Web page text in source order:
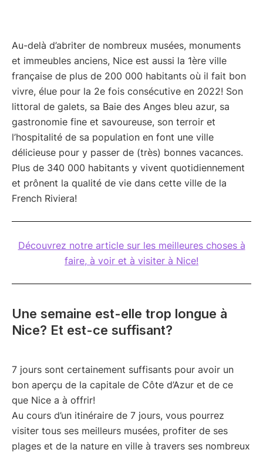
Au-delà d’abriter de nombreux musées, monuments
et immeubles anciens, Nice est aussi la 1ère ville
française de plus de 200 000 habitants où il fait bon
vivre, élue pour la 2e fois consécutive en 2022! Son
littoral de galets, sa Baie des Anges bleu azur, sa
gastronomie fine et savoureuse, son terroir et
l’hospitalité de sa population en font une ville
délicieuse pour y passer de (très) bonnes vacances.
Plus de 340 000 habitants y vivent quotidiennement
et prônent la qualité de vie dans cette ville de la
French Riviera!
Découvrez notre article sur les meilleures choses à
faire, à voir et à visiter à Nice!
Une semaine est-elle trop longue à
Nice? Et est-ce suffisant?
7 jours sont certainement suffisants pour avoir un
bon aperçu de la capitale de Côte d’Azur et de ce
que Nice a à offrir!
Au cours d’un itinéraire de 7 jours, vous pourrez
visiter tous ses meilleurs musées, profiter de ses
plages et de la nature en ville à travers ses nombreux